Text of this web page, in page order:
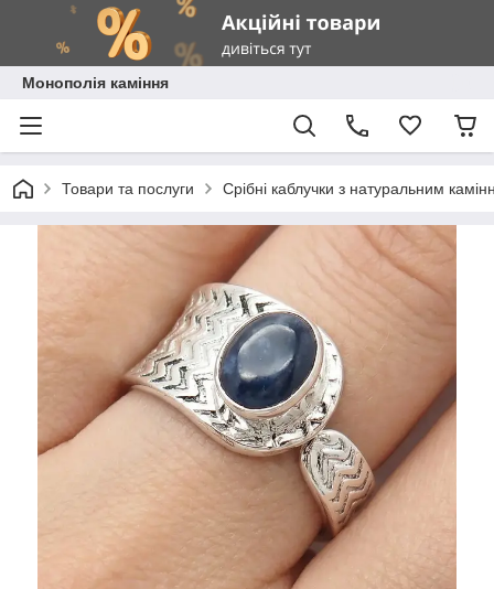
Монополія каміння
Товари та послуги Срібні каблучки з натуральним